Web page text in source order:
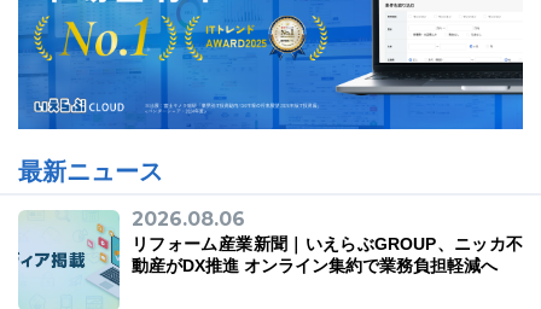
ニュース一覧 お役立ちブログ 資料ダウンロード
サービス一覧 プラン
最新ニュース
2026.08.06
リフォーム産業新聞｜いえらぶGROUP、ニッカ不
動産がDX推進 オンライン集約で業務負担軽減へ